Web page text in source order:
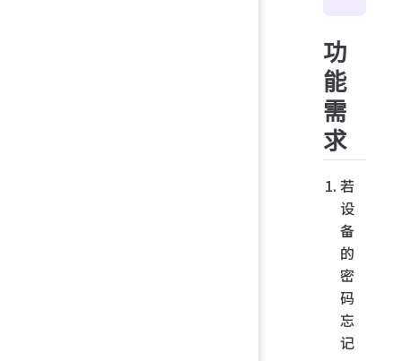
功
能
需
求
若
设
备
的
密
码
忘
记